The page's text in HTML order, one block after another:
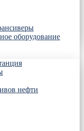
оборудование
нефти